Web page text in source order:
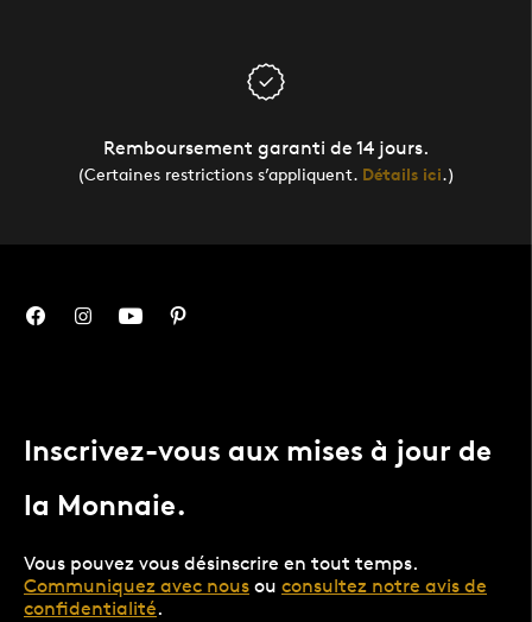
Remboursement garanti de 14 jours.
(Certaines restrictions s’appliquent. Détails ici.)
Inscrivez-vous aux mises à jour de
la Monnaie.
Vous pouvez vous désinscrire en tout temps.
Communiquez avec nous ou consultez notre avis de
confidentialité.